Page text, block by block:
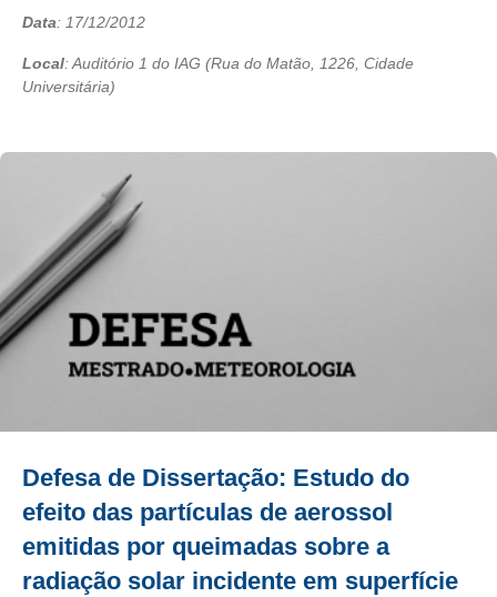
Data: 17/12/2012
Local: Auditório 1 do IAG (Rua do Matão, 1226, Cidade
Universitária)
Defesa de Dissertação: Estudo do
efeito das partículas de aerossol
emitidas por queimadas sobre a
radiação solar incidente em superfície